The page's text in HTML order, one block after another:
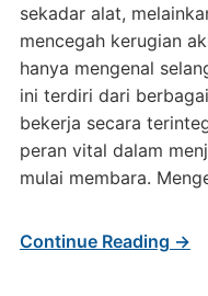
sekadar alat,
mencegah kerugian
hanya mengenal
ini terdiri dari
bekerja secara
peran vital dalam
mulai membara.
Continue Reading →